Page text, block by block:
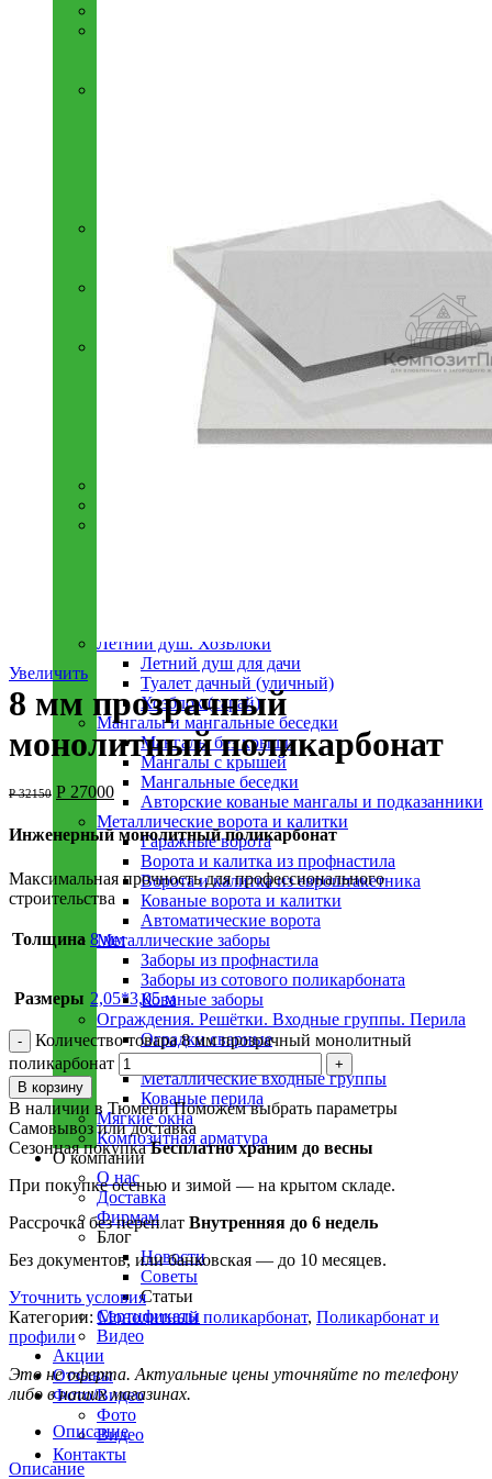
Грядки. Компостные ящики
Грядки и клумбы
Ящик для компоста
Ремонт теплиц
Комплектующие для ремонта теплиц
Ремонтно-монтажные работы
Емкости для воды. Купели
Бочки для воды
Баки и краны для душа
Еврокубы, переходники для еврокубов
Емкости для воды и комплектующие для
Летний душ. ХозБлоки
Летний душ для дачи
Туалет дачный (уличный)
Хозблок (сарай)
Мангалы и мангальные беседки
Мангалы без крыши
Мангалы с крышей
Мангальные беседки
Авторские кованые мангалы и подказанники
Металлическиe ворота и калитки
Гаражные ворота
Ворота и калитка из профнастила
Ворота и калитка из евроштакетника
Кованые ворота и калитки
Автоматические ворота
Металлическиe заборы
Заборы из профнастила
Заборы из сотового поликарбоната
Кованые заборы
Ограждения. Решётки. Входные группы. Перила
Оградки сварные
Решетки на окна
Металлические входные группы
Кованые перила
Мягкие окна
Композитная арматура
О компании
О нас
Доставка
Фирмам
Блог
Новости
Советы
Статьи
Сертификаты
Видео
Акции
Отзывы
Фото/Видео
Фото
Видео
Контакты
Увеличить
8 мм прозрачный
монолитный поликарбонат
Р32150 Р 27000
Инженерный монолитный поликарбонат
Максимальная прочность для профессионального
строительства
Толщина 8 мм
Размеры 2,05*3,05 м
Количество товара 8 мм прозрачный монолитный
поликарбонат
В корзину
В наличии в Тюмени Поможем выбрать параметры
Самовывоз или доставка
Сезонная покупка Бесплатно храним до весны
При покупке осенью и зимой — на крытом складе.
Рассрочка без переплат Внутренняя до 6 недель
Без документов, или банковская — до 10 месяцев.
Уточнить условия
Категории:Монолитный поликарбонат, Поликарбонат и
профили
Это не оферта. Актуальные цены уточняйте по телефону
либо в наших магазинах.
Описание
Описание